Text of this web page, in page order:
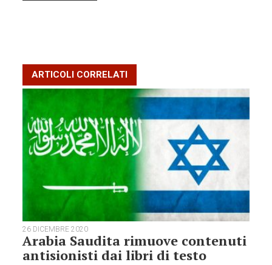
ARTICOLI CORRELATI
26 DICEMBRE 2020
Arabia Saudita rimuove contenuti
antisionisti dai libri di testo